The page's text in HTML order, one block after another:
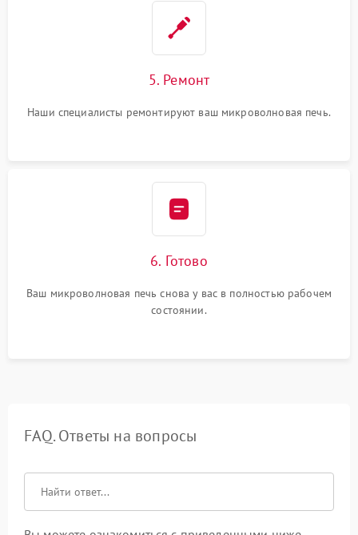
5. Ремонт
Наши специалисты ремонтируют ваш микроволновая печь.
6. Готово
Ваш микроволновая печь снова у вас в полностью рабочем
состоянии.
FAQ. Ответы на вопросы